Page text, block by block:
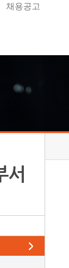
채용공고
서